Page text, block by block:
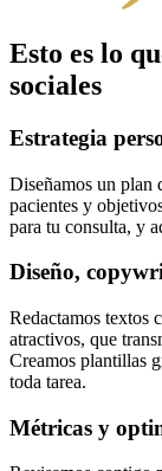
Esto es lo
sociales
Estrategia
Diseñamos un plan
pacientes y
para tu consulta, y
Diseño,
Redactamos textos
atractivos, que
Creamos plantillas
toda tarea.
Métricas y